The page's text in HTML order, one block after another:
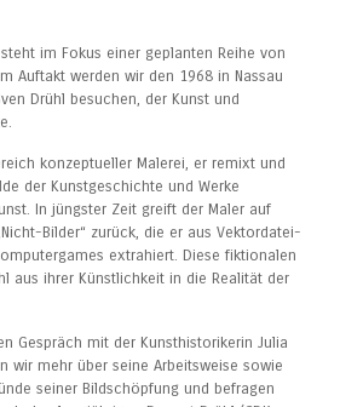
im Fokus einer geplanten Reihe von
Auftakt werden wir den 1968 in Nassau
Drühl besuchen, der Kunst und
konzeptueller Malerei, er remixt und
der Kunstgeschichte und Werke
In jüngster Zeit greift der Maler auf
Bilder“ zurück, die er aus Vektordatei-
extrahiert. Diese fiktionalen
aus ihrer Künstlichkeit in die Realität der
Gespräch mit der Kunsthistorikerin Julia
wir mehr über seine Arbeitsweise sowie
seiner Bildschöpfung und befragen